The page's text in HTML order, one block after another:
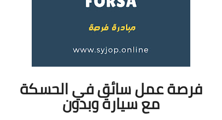
فرصة عمل سائق في الحسكة
مع سيارة وبدون